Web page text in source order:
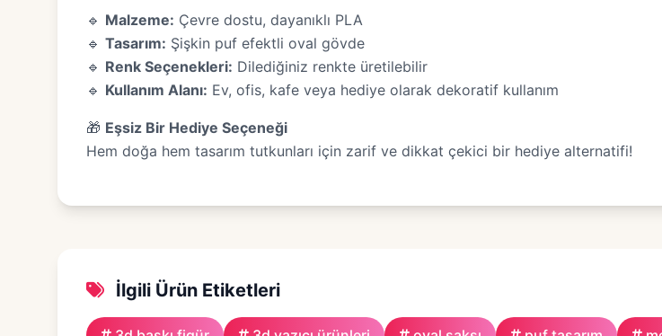
🔹 Malzeme: Çevre dostu, dayanıklı PLA
🔹 Tasarım: Şişkin puf efektli oval gövde
🔹 Renk Seçenekleri: Dilediğiniz renkte üretilebilir
🔹 Kullanım Alanı: Ev, ofis, kafe veya hediye olarak dekoratif kullanım
🎁 Eşsiz Bir Hediye Seçeneği
Hem doğa hem tasarım tutkunları için zarif ve dikkat çekici bir hediye alternatifi!
İlgili Ürün Etiketleri